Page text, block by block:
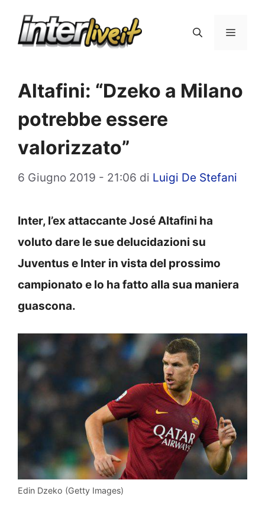
Menu
Altafini: “Dzeko a Milano
potrebbe essere
valorizzato”
6 Giugno 2019 - 21:06 di Luigi De Stefani
Inter, l’ex attaccante José Altafini ha
voluto dare le sue delucidazioni su
Juventus e Inter in vista del prossimo
campionato e lo ha fatto alla sua maniera
guascona.
Edin Dzeko (Getty Images)